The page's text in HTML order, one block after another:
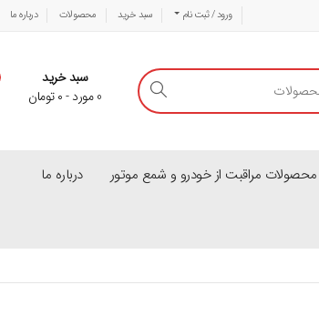
ورود / ثبت نام سبد خرید محصولات درباره ما
سبد خرید
0مورد-۰ تومان
محصولات مراقبت از خودرو و شمع موتور درباره ما